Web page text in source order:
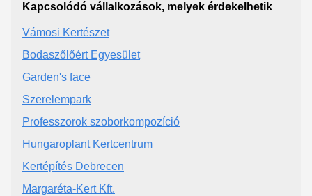
Kapcsolódó vállalkozások, melyek érdekelhetik
Vámosi Kertészet
Bodaszőlőért Egyesület
Garden's face
Szerelempark
Professzorok szoborkompozíció
Hungaroplant Kertcentrum
Kertépítés Debrecen
Margaréta-Kert Kft.